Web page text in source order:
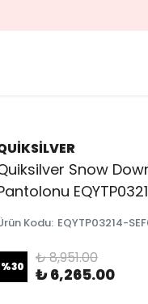
%50 INDIRIM
Snow
Kodu: EQYTP03214-
%30 ₺ 8,951.00
₺ 6,265.00